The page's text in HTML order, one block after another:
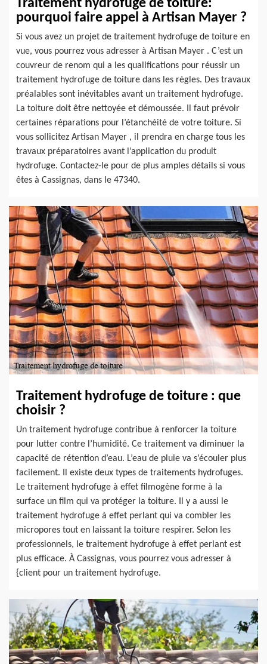
Traitement hydrofuge de toiture:
pourquoi faire appel à Artisan Mayer ?
Si vous avez un projet de traitement hydrofuge de toiture en
vue, vous pourrez vous adresser à Artisan Mayer . C’est un
couvreur de renom qui a les qualifications pour réussir un
traitement hydrofuge de toiture dans les règles. Des travaux
préalables sont inévitables avant un traitement hydrofuge.
La toiture doit être nettoyée et démoussée. Il faut prévoir
certaines réparations pour l’étanchéité de votre toiture. Si
vous sollicitez Artisan Mayer , il prendra en charge tous les
travaux préparatoires avant l’application du produit
hydrofuge. Contactez-le pour de plus amples détails si vous
êtes à Cassignas, dans le 47340.
Traitement hydrofuge de toiture : que
choisir ?
Un traitement hydrofuge contribue à renforcer la toiture
pour lutter contre l’humidité. Ce traitement va diminuer la
capacité de rétention d’eau. L’eau de pluie va s’écouler plus
facilement. Il existe deux types de traitements hydrofuges.
Le traitement hydrofuge à effet filmogène forme à la
surface un film qui va protéger la toiture. Il y a aussi le
traitement hydrofuge à effet perlant qui va combler les
micropores tout en laissant la toiture respirer. Selon les
professionnels, le traitement hydrofuge à effet perlant est
plus efficace. À Cassignas, vous pourrez vous adresser à
{client pour un traitement hydrofuge.